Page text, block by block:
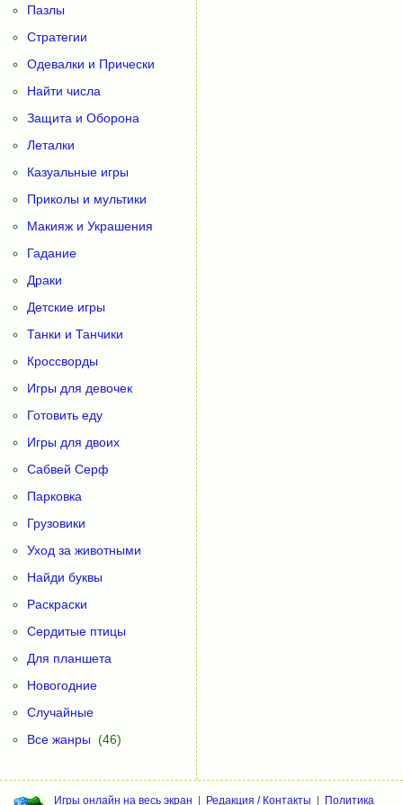
Пазлы
Стратегии
Одевалки и Прически
Найти числа
Защита и Оборона
Леталки
Казуальные игры
Приколы и мультики
Макияж и Украшения
Гадание
Драки
Детские игры
Танки и Танчики
Кроссворды
Игры для девочек
Готовить еду
Игры для двоих
Сабвей Серф
Парковка
Грузовики
Уход за животными
Найди буквы
Раскраски
Сердитые птицы
Для планшета
Новогодние
Случайные
Все жанры (46)
Игры онлайн на весь экран | Редакция / Контакты | Политика